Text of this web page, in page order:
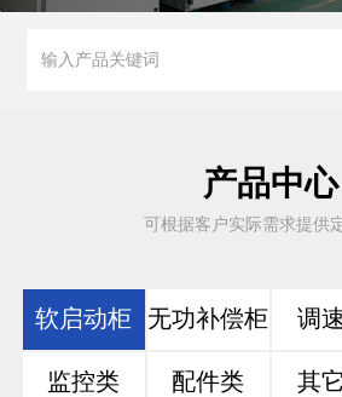
产品中心
可根据客户实际需求提供
软启动柜 无功补偿柜 调
监控类 配件类 其